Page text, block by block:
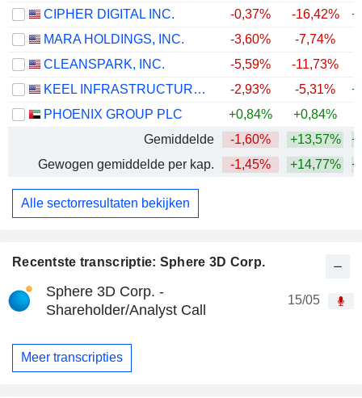
Recentste transcriptie: Sphere 3D Corp.
Sphere 3D Corp. -
Shareholder/Analyst Call
15/05
Meer transcripties
CIPHER DIGITAL INC.
-0,37% -16,42%
MARA HOLDINGS, INC.
-3,60% -7,74%
CLEANSPARK, INC.
-5,59% -11,73%
KEEL INFRASTRUCTURE CORP.
-2,93% -5,31%
PHOENIX GROUP PLC
+0,84% +0,84%
Gemiddelde
-1,60% +13,57%
Gewogen gemiddelde per kap.
-1,45% +14,77%
Alle sectorresultaten bekijken